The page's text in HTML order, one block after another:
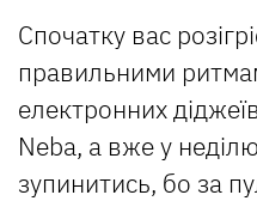
Спочатку вас
правильними
електронних
Neba, а вже у
зупинитись, бо за